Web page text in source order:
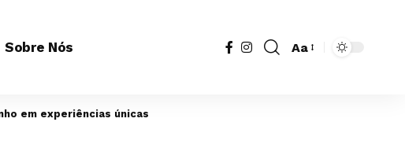
Sobre Nós
Redimensionador
Aa
em experiências únicas